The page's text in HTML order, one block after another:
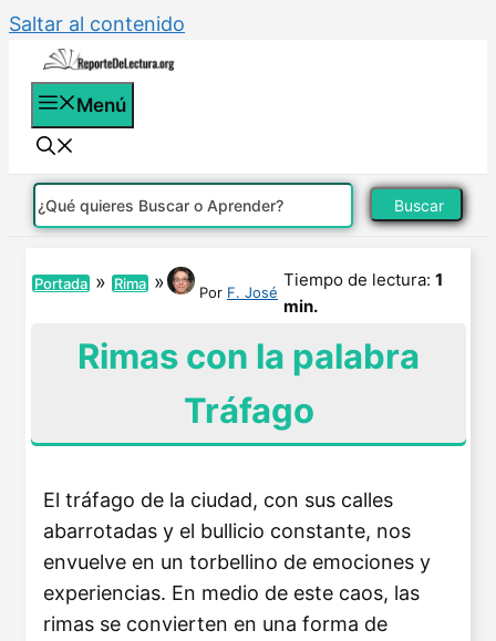
Saltar al contenido
Menú
Buscar
Portada » Rima » Por F. José
Tiempo de lectura: 1
min.
Rimas con la palabra
Tráfago
El tráfago de la ciudad, con sus calles
abarrotadas y el bullicio constante, nos
envuelve en un torbellino de emociones y
experiencias. En medio de este caos, las
rimas se convierten en una forma de